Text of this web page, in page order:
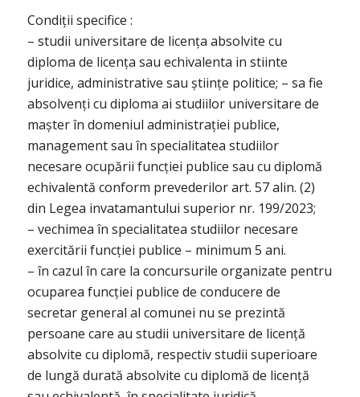
Condiții specifice :
– studii universitare de licența absolvite cu
diploma de licența sau echivalenta in stiinte
juridice, administrative sau științe politice; – sa fie
absolvenți cu diploma ai studiilor universitare de
mașter în domeniul administrației publice,
management sau în specialitatea studiilor
necesare ocupării funcției publice sau cu diplomă
echivalentă conform prevederilor art. 57 alin. (2)
din Legea invatamantului superior nr. 199/2023;
– vechimea în specialitatea studiilor necesare
exercitării funcției publice – minimum 5 ani.
– în cazul în care la concursurile organizate pentru
ocuparea funcției publice de conducere de
secretar general al comunei nu se prezintă
persoane care au studii universitare de licență
absolvite cu diplomă, respectiv studii superioare
de lungă durată absolvite cu diplomă de licență